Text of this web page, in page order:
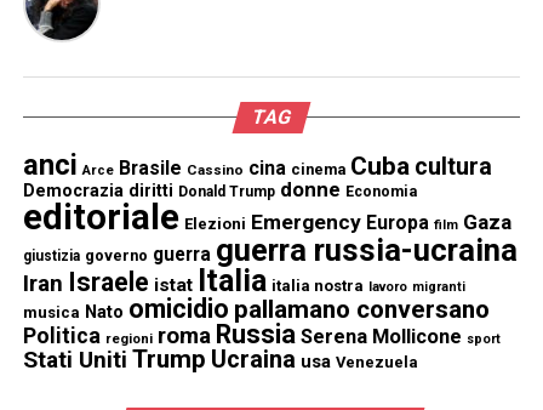
TAG
anci Arce Brasile Cassino cina cinema Cuba cultura
Democrazia diritti Donald Trump donne Economia
editoriale Elezioni Emergency Europa film Gaza
giustizia governo guerra guerra russia-ucraina
Iran Israele istat Italia italia nostra lavoro migranti
musica Nato omicidio pallamano conversano
Politica regioni roma Russia Serena Mollicone sport
Stati Uniti Trump Ucraina usa Venezuela